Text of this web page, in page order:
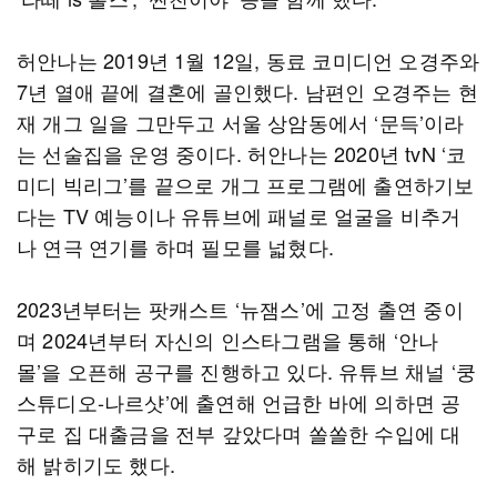
허안나는 2019년 1월 12일, 동료 코미디언 오경주와
7년 열애 끝에 결혼에 골인했다. 남편인 오경주는 현
재 개그 일을 그만두고 서울 상암동에서 ‘문득’이라
는 선술집을 운영 중이다. 허안나는 2020년 tvN ‘코
미디 빅리그’를 끝으로 개그 프로그램에 출연하기보
다는 TV 예능이나 유튜브에 패널로 얼굴을 비추거
나 연극 연기를 하며 필모를 넓혔다.
2023년부터는 팟캐스트 ‘뉴잼스’에 고정 출연 중이
며 2024년부터 자신의 인스타그램을 통해 ‘안나
몰’을 오픈해 공구를 진행하고 있다. 유튜브 채널 ‘쿵
스튜디오-나르샷’에 출연해 언급한 바에 의하면 공
구로 집 대출금을 전부 갚았다며 쏠쏠한 수입에 대
해 밝히기도 했다.